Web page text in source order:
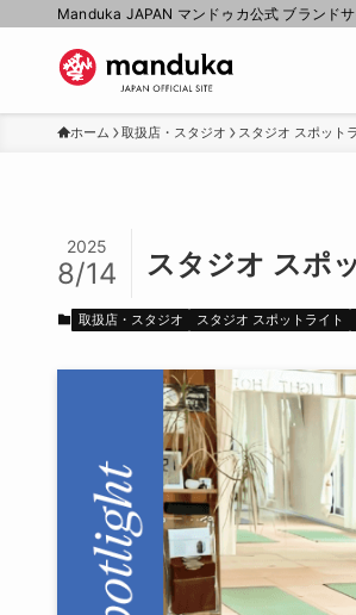
Manduka JAPAN マンドゥカ公式 ブランド
ホーム 取扱店・スタジオ スタジオ スポット
スタジオ スポ
2025
8/14
取扱店・スタジオ スタジオ スポットライト